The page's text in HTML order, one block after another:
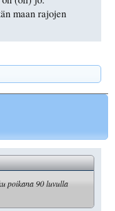
maan rajojen
poikana 90 luvulla